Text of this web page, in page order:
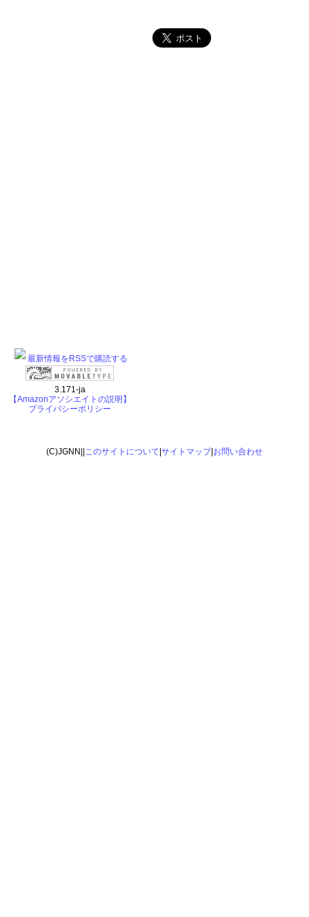
最新情報をRSSで購読する
3.171-ja
【Amazonアソシエイトの説明】
プライバシーポリシー
(C)JGNN|| このサイトについて サイトマップ| お問い合わせ